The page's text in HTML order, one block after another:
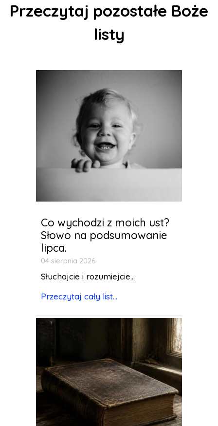
Przeczytaj pozostałe Boże
listy
Co wychodzi z moich ust?
Słowo na podsumowanie
lipca.
04 sierpnia 2026
Słuchajcie i rozumiejcie...
Przeczytaj cały list...